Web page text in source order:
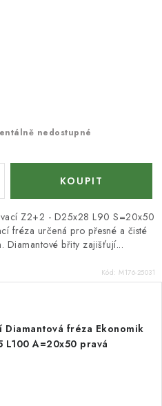
nedostupné
Z2+2 - D25x28 L90 S=20x50
fréza určená pro přesné a čisté
Diamantové břity zajišťují...
Kód: M176-25031
fréza Ekonomik
L100 A=20x50 pravá